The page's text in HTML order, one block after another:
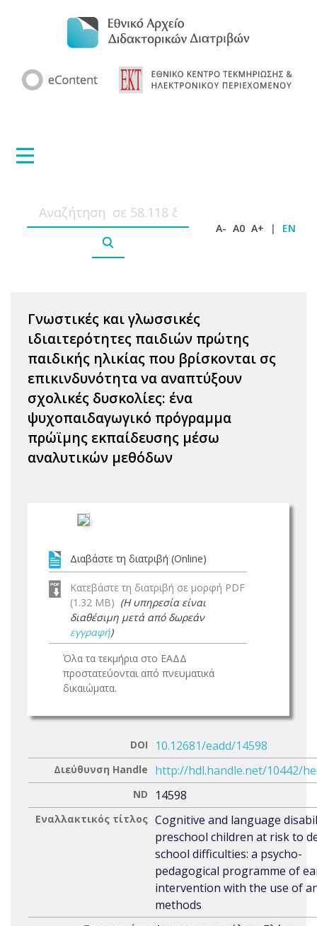
A- A0 A+ | EN
Γνωστικές και γλωσσικές
ιδιαιτερότητες παιδιών πρώτης
παιδικής ηλικίας που βρίσκονται σς
επικινδυνότητα να αναπτύξουν
σχολικές δυσκολίες: ένα
ψυχοπαιδαγωγικό πρόγραμμα
πρώϊμης εκπαίδευσης μέσω
αναλυτικών μεθόδων
Διαβάστε τη διατριβή (Online)
Κατεβάστε τη διατριβή σε μορφή PDF
(1.32 MB) (Η υπηρεσία είναι
διαθέσιμη μετά από δωρεάν
εγγραφή)
Όλα τα τεκμήρια στο ΕΑΔΔ
προστατεύονται από πνευματικά
δικαιώματα.
DOI 10.12681/eadd/14598
Διεύθυνση Handle http://hdl.handle.net/10442/
ND 14598
Εναλλακτικός τίτλος Cognitive and language
preschool children at risk to
school difficulties: a psycho-
pedagogical programme of
intervention with the use of
methods